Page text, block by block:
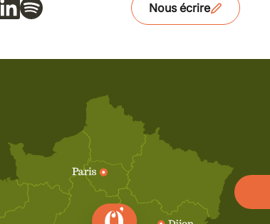
Nous écrire